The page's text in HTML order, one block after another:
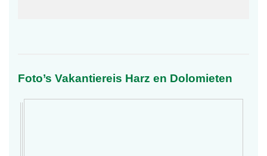
Foto’s Vakantiereis Harz en Dolomieten